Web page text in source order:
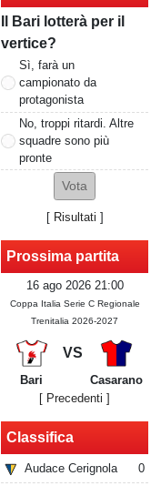
Il Bari lotterà per il
vertice?
Sì, farà un
campionato da
protagonista
No, troppi ritardi. Altre
squadre sono più
pronte
[ Risultati ]
Prossima partita
16 ago 2026 21:00
Coppa Italia Serie C Regionale
Trenitalia 2026-2027
VS
Bari
Casarano
[ Precedenti ]
Classifica
Audace Cerignola
0